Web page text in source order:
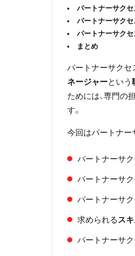
パートナーサク
パートナーサク
パートナーサク
まとめ
パートナーサクセ
ネージャーという
ためには、専門の
す。
今回はパートナー
パートナーサ
パートナーサ
パートナーサ
求められる ス
パートナーサ